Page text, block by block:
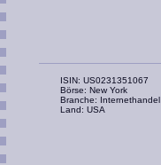
ISIN: US0231351067
Börse: New York
Branche: Internethandel
Land: USA